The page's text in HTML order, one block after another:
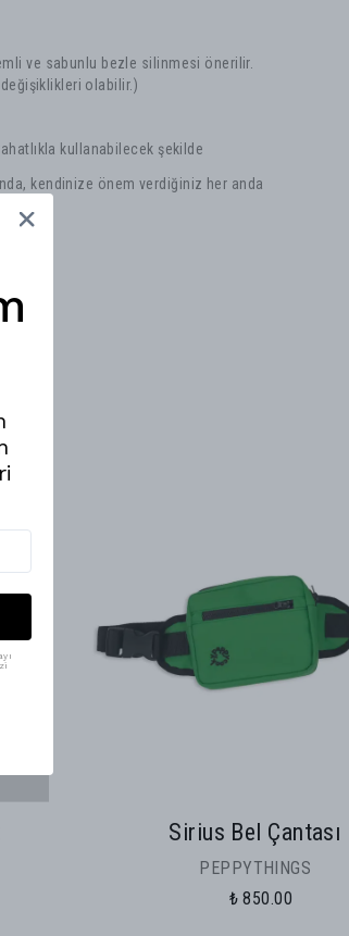
ve sabunlu bezle silinmesi önerilir.
olabilir.)
kullanabilecek şekilde
kendinize önem verdiğiniz her anda
Sirius Bel Çantası
PEPPYTHINGS
₺ 850.00